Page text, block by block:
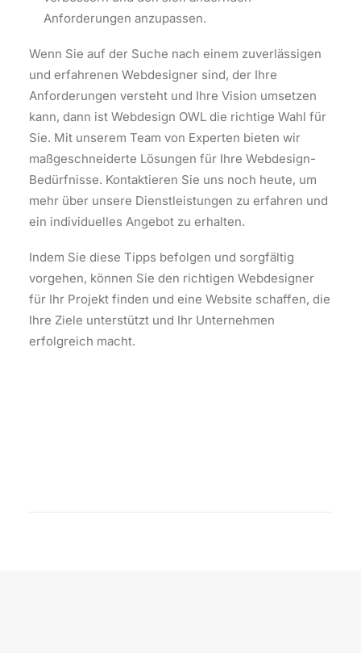
Anforderungen anzupassen.
Wenn Sie auf der Suche nach einem zuverlässigen
und erfahrenen Webdesigner sind, der Ihre
Anforderungen versteht und Ihre Vision umsetzen
kann, dann ist Webdesign OWL die richtige Wahl für
Sie. Mit unserem Team von Experten bieten wir
maßgeschneiderte Lösungen für Ihre Webdesign-
Bedürfnisse. Kontaktieren Sie uns noch heute, um
mehr über unsere Dienstleistungen zu erfahren und
ein individuelles Angebot zu erhalten.
Indem Sie diese Tipps befolgen und sorgfältig
vorgehen, können Sie den richtigen Webdesigner
für Ihr Projekt finden und eine Website schaffen, die
Ihre Ziele unterstützt und Ihr Unternehmen
erfolgreich macht.